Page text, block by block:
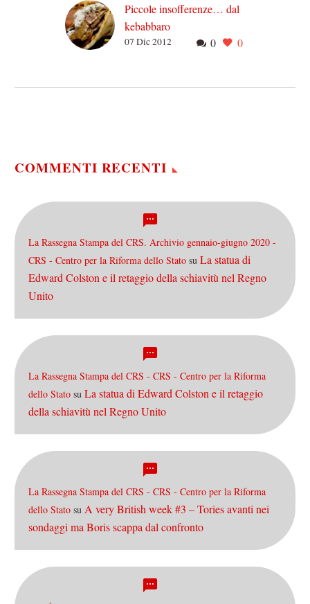
Piccole insofferenze… dal
kebabbaro
Cose assolutamente 0 0
07 Dic 2012
COMMENTI RECENTI
La Rassegna Stampa del CRS. Archivio gennaio-giugno 2020 -
CRS - Centro per la Riforma dello Stato su La statua di
Edward Colston e il retaggio della schiavitù nel Regno
Unito
La Rassegna Stampa del CRS - CRS - Centro per la Riforma
dello Stato su La statua di Edward Colston e il retaggio
della schiavitù nel Regno Unito
La Rassegna Stampa del CRS - CRS - Centro per la Riforma
dello Stato su A very British week #3 – Tories avanti nei
sondaggi ma Boris scappa dal confronto